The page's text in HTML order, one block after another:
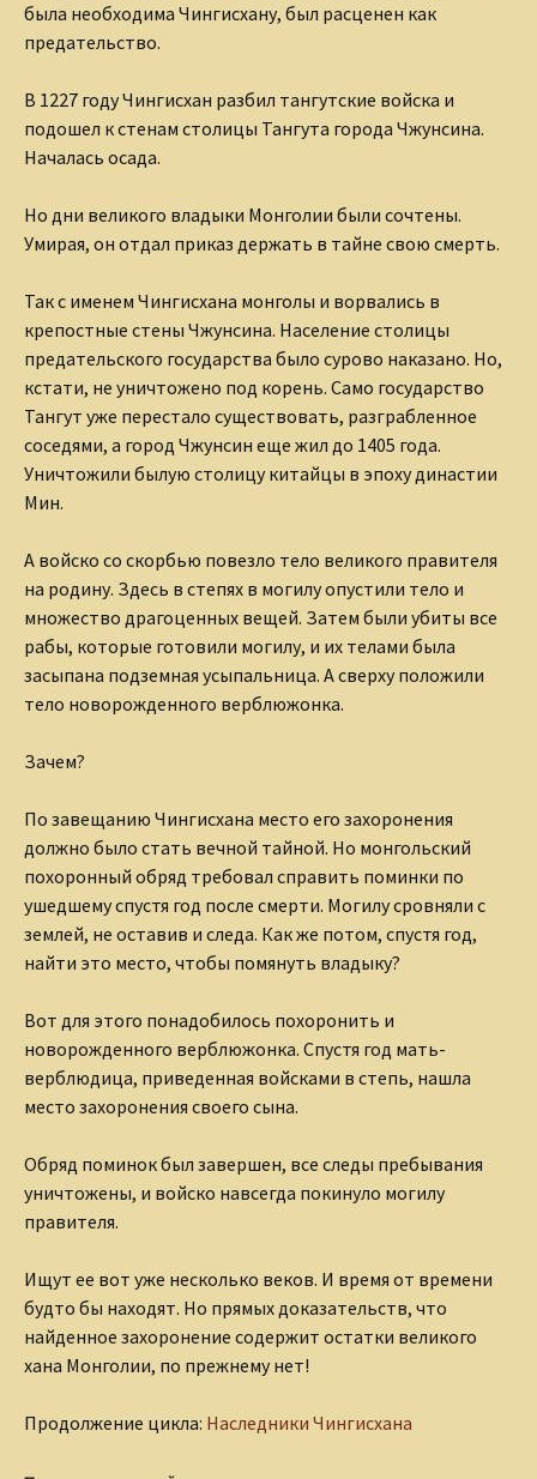
была необходима Чингисхану, был расценен как
предательство.
В 1227 году Чингисхан разбил тангутские войска и
подошел к стенам столицы Тангута города Чжунсина.
Началась осада.
Но дни великого владыки Монголии были сочтены.
Умирая, он отдал приказ держать в тайне свою смерть.
Так с именем Чингисхана монголы и ворвались в
крепостные стены Чжунсина. Население столицы
предательского государства было сурово наказано. Но,
кстати, не уничтожено под корень. Само государство
Тангут уже перестало существовать, разграбленное
соседями, а город Чжунсин еще жил до 1405 года.
Уничтожили былую столицу китайцы в эпоху династии
Мин.
А войско со скорбью повезло тело великого правителя
на родину. Здесь в степях в могилу опустили тело и
множество драгоценных вещей. Затем были убиты все
рабы, которые готовили могилу, и их телами была
засыпана подземная усыпальница. А сверху положили
тело новорожденного верблюжонка.
Зачем?
По завещанию Чингисхана место его захоронения
должно было стать вечной тайной. Но монгольский
похоронный обряд требовал справить поминки по
ушедшему спустя год после смерти. Могилу сровняли с
землей, не оставив и следа. Как же потом, спустя год,
найти это место, чтобы помянуть владыку?
Вот для этого понадобилось похоронить и
новорожденного верблюжонка. Спустя год мать-
верблюдица, приведенная войсками в степь, нашла
место захоронения своего сына.
Обряд поминок был завершен, все следы пребывания
уничтожены, и войско навсегда покинуло могилу
правителя.
Ищут ее вот уже несколько веков. И время от времени
будто бы находят. Но прямых доказательств, что
найденное захоронение содержит остатки великого
хана Монголии, по прежнему нет!
Продолжение цикла: Наследники Чингисхана